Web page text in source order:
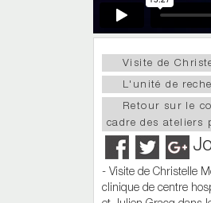
Visite de
L'unité de
Retour sur le
cadre des ateliers
- Visite de Christelle
clinique de centre